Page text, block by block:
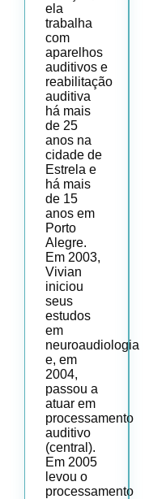
ela
trabalha
com
aparelhos
auditivos e
reabilitação
auditiva
há mais
de 25
anos na
cidade de
Estrela e
há mais
de 15
anos em
Porto
Alegre.
Em 2003,
Vivian
iniciou
seus
estudos
em
neuroaudiologia
e, em
2004,
passou a
atuar em
processamento
auditivo
(central).
Em 2005
levou o
processamento